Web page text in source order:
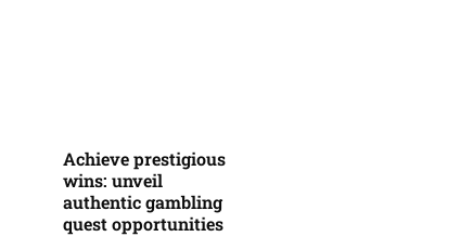
Achieve prestigious
wins: unveil
authentic gambling
quest opportunities